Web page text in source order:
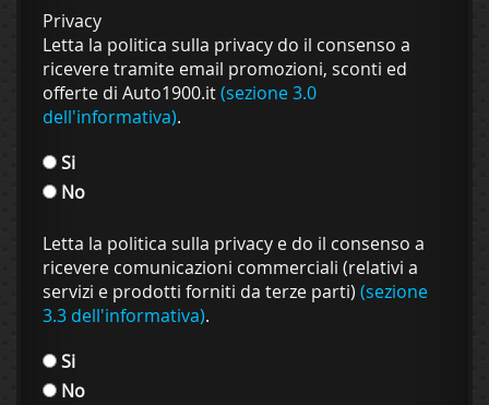
Privacy
Letta la politica sulla privacy do il consenso a
ricevere tramite email promozioni, sconti ed
offerte di Auto1900.it(sezione 3.0
dell'informativa).
Si
No
Letta la politica sulla privacy e do il consenso a
ricevere comunicazioni commerciali (relativi a
servizi e prodotti forniti da terze parti) (sezione
3.3 dell'informativa).
Si
No